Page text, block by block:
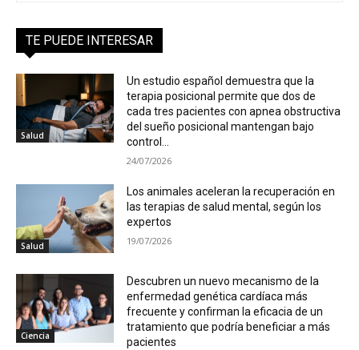
TE PUEDE INTERESAR
Salud
Un estudio español demuestra que la
terapia posicional permite que dos de
cada tres pacientes con apnea obstructiva
del sueño posicional mantengan bajo
control...
24/07/2026
Salud
Los animales aceleran la recuperación en
las terapias de salud mental, según los
expertos
19/07/2026
Ciencia
Descubren un nuevo mecanismo de la
enfermedad genética cardíaca más
frecuente y confirman la eficacia de un
tratamiento que podría beneficiar a más
pacientes